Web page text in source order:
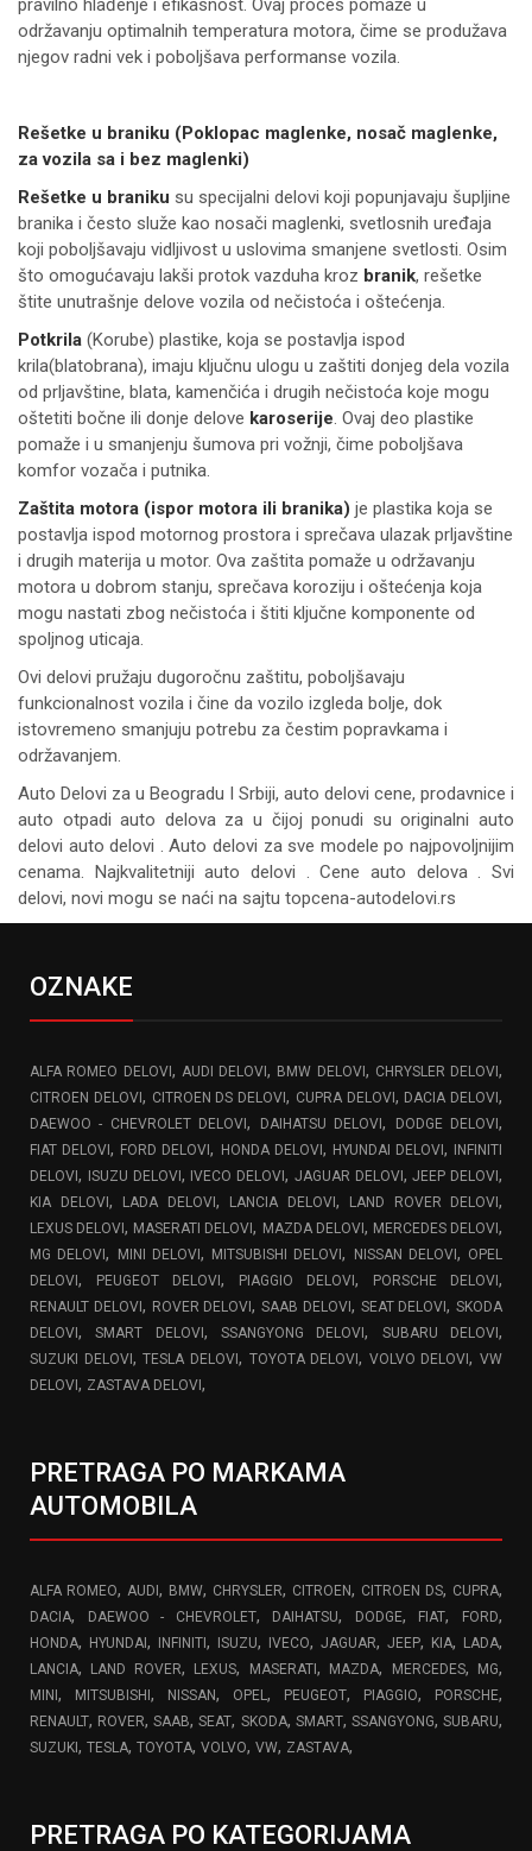
održavanju optimalnih temperatura motora, čime se produžava
njegov radni vek i poboljšava performanse vozila.
Rešetke u braniku (Poklopac maglenke, nosač maglenke,
za vozila sa i bez maglenki)
Rešetke u braniku su specijalni delovi koji popunjavaju šupljine
branika i često služe kao nosači maglenki, svetlosnih uređaja
koji poboljšavaju vidljivost u uslovima smanjene svetlosti. Osim
što omogućavaju lakši protok vazduha kroz branik, rešetke
štite unutrašnje delove vozila od nečistoća i oštećenja.
Potkrila (Korube) plastike, koja se postavlja ispod
krila(blatobrana), imaju ključnu ulogu u zaštiti donjeg dela vozila
od prljavštine, blata, kamenčića i drugih nečistoća koje mogu
oštetiti bočne ili donje delove karoserije . Ovaj deo plastike
pomaže i u smanjenju šumova pri vožnji, čime poboljšava
komfor vozača i putnika.
Zaštita motora (ispor motora ili branika) je plastika koja se
postavlja ispod motornog prostora i sprečava ulazak prljavštine
i drugih materija u motor. Ova zaštita pomaže u održavanju
motora u dobrom stanju, sprečava koroziju i oštećenja koja
mogu nastati zbog nečistoća i štiti ključne komponente od
spoljnog uticaja.
Ovi delovi pružaju dugoročnu zaštitu, poboljšavaju
funkcionalnost vozila i čine da vozilo izgleda bolje, dok
istovremeno smanjuju potrebu za čestim popravkama i
održavanjem.
Auto Delovi za u Beogradu I Srbiji, auto delovi cene, prodavnice i
auto otpadi auto delova za u čijoj ponudi su originalni auto
delovi auto delovi . Auto delovi za sve modele po najpovoljnijim
cenama. Najkvalitetniji auto delovi . Cene auto delova . Svi
delovi, novi mogu se naći na sajtu topcena-autodelovi.rs
OZNAKE
ALFA ROMEO DELOVI, AUDI DELOVI, BMW DELOVI, CHRYSLER DELOVI,
CITROEN DELOVI, CITROEN DS DELOVI, CUPRA DELOVI, DACIA DELOVI,
DAEWOO - CHEVROLET DELOVI, DAIHATSU DELOVI, DODGE DELOVI,
FIAT DELOVI, FORD DELOVI, HONDA DELOVI, HYUNDAI DELOVI, INFINITI
DELOVI, ISUZU DELOVI, IVECO DELOVI, JAGUAR DELOVI,JEEP DELOVI,
KIA DELOVI, LADA DELOVI, LANCIA DELOVI, LAND ROVER DELOVI,
LEXUS DELOVI, MASERATI DELOVI, MAZDA DELOVI, MERCEDES DELOVI,
MG DELOVI, MINI DELOVI, MITSUBISHI DELOVI, NISSAN DELOVI, OPEL
DELOVI, PEUGEOT DELOVI, PIAGGIO DELOVI, PORSCHE DELOVI,
RENAULT DELOVI, ROVER DELOVI, SAAB DELOVI, SEAT DELOVI, SKODA
DELOVI,SMART DELOVI,SSANGYONG DELOVI, SUBARU DELOVI,
SUZUKI DELOVI,TESLA DELOVI, TOYOTA DELOVI, VOLVO DELOVI, VW
DELOVI, ZASTAVA DELOVI,
PRETRAGA PO MARKAMA
AUTOMOBILA
ALFA ROMEO, AUDI, BMW, CHRYSLER, CITROEN, CITROEN DS, CUPRA,
DACIA, DAEWOO - CHEVROLET, DAIHATSU, DODGE, FIAT, FORD,
HONDA, HYUNDAI, INFINITI, ISUZU, IVECO, JAGUAR, JEEP, KIA, LADA,
LANCIA, LAND ROVER, LEXUS, MASERATI, MAZDA, MERCEDES, MG,
MINI, MITSUBISHI, NISSAN, OPEL , PEUGEOT, PIAGGIO, PORSCHE,
RENAULT, ROVER,SAAB,SEAT, SKODA, SMART, SSANGYONG,SUBARU,
SUZUKI, TESLA, TOYOTA, VOLVO, VW, ZASTAVA,
PRETRAGA PO KATEGORIJAMA